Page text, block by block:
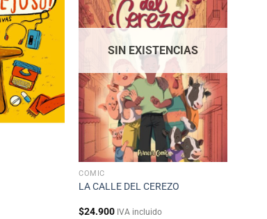
SIN EXISTENCIAS
CÓMIC
LA CALLE DEL CEREZO
$24.900 IVA incluido